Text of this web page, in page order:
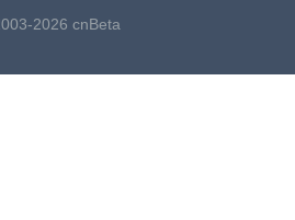
2026 cnBeta